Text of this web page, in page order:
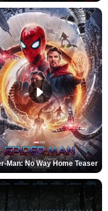
Man: No Way Home Teaser